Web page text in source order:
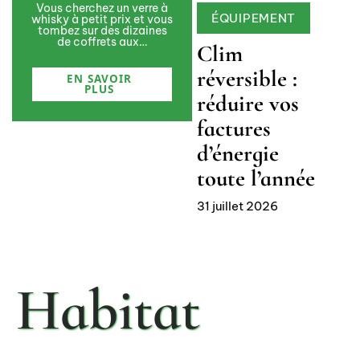
Vous cherchez un verre à
whisky à petit prix et vous
tombez sur des dizaines
de coffrets aux…
EN SAVOIR
PLUS
ÉQUIPEMENT
Clim
réversible :
réduire vos
factures
d’énergie
toute l’année
31 juillet 2026
Habitat